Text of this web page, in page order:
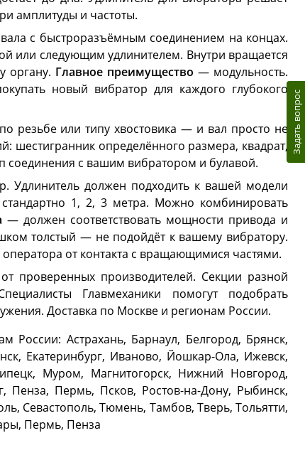
амплитуды и частоты.
с быстроразъёмным соединением на концах.
или следующим удлинителем. Внутри вращается
органу. Главное преимущество — модульность.
новый вибратор для каждого глубокого
резьбе или типу хвостовика — и вал просто не
шестигранник определённого размера, квадрат,
соединения с вашим вибратором и булавой.
Удлинитель должен подходить к вашей модели
1, 2, 3 метра. Можно комбинировать
— должен соответствовать мощности привода и
толстый — не подойдёт к вашему вибратору.
от контакта с вращающимися частями.
проверенных производителей. Секции разной
Главмеханики помогут подобрать
Доставка по Москве и регионам России.
России: Астрахань, Барнаул, Белгород, Брянск,
Екатеринбург, Иваново, Йошкар-Ола, Ижевск,
Муром, Магнитогорск, Нижний Новгород,
Пенза, Пермь, Псков, Ростов-на-Дону, Рыбинск,
Севастополь, Тюмень, Тамбов, Тверь, Тольятти,
Пермь, Пенза
Задать вопрос